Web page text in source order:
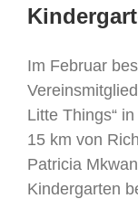
Im Februar
Litte Things“
15 km von
Patricia
Kindergarten